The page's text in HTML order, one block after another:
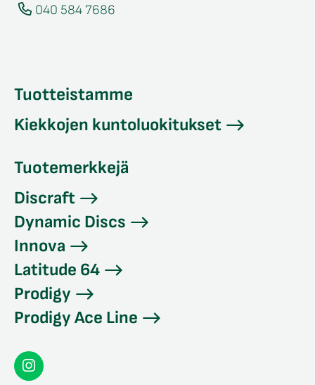
040 584 7686
Tuotteistamme
Kiekkojen kuntoluokitukset
Tuotemerkkejä
Discraft
Dynamic Discs
Innova
Latitude 64
Prodigy
Prodigy Ace Line
Seconddisc